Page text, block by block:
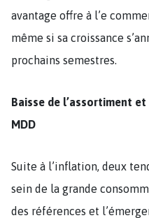
avantage offre à l’e
même si sa croissance
prochains semestres.
Baisse de l’assortiment
MDD
Suite à l’inflation, deux
sein de la grande
des références et